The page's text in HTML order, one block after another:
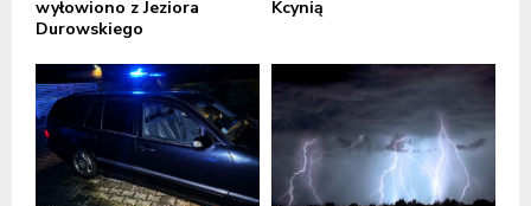
wyłowiono z Jeziora
Durowskiego
Kcynią